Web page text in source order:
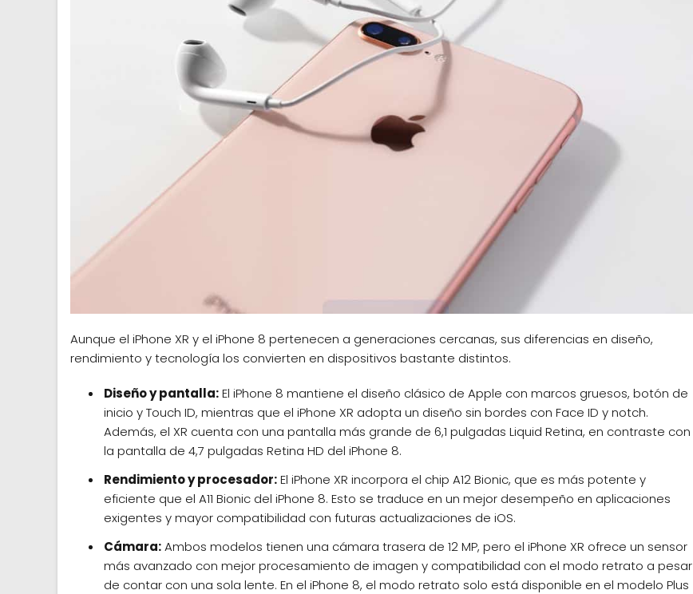
Aunque el iPhone XR y el iPhone 8 pertenecen a generaciones cercanas, sus diferencias en diseño,
rendimiento y tecnología los convierten en dispositivos bastante distintos.
Diseño y pantalla:El iPhone 8 mantiene el diseño clásico de Apple con marcos gruesos, botón de
inicio y Touch ID, mientras que el iPhone XR adopta un diseño sin bordes con Face ID y notch.
Además, el XR cuenta con una pantalla más grande de 6,1 pulgadas Liquid Retina, en contraste con
la pantalla de 4,7 pulgadas Retina HD del iPhone 8.
Rendimiento y procesador:El iPhone XR incorpora el chip A12 Bionic, que es más potente y
eficiente que el A11 Bionic del iPhone 8. Esto se traduce en un mejor desempeño en aplicaciones
exigentes y mayor compatibilidad con futuras actualizaciones de iOS.
Cámara:Ambos modelos tienen una cámara trasera de 12 MP, pero el iPhone XR ofrece un sensor
más avanzado con mejor procesamiento de imagen y compatibilidad con el modo retrato a pesar
de contar con una sola lente. En el iPhone 8, el modo retrato solo está disponible en el modelo Plus